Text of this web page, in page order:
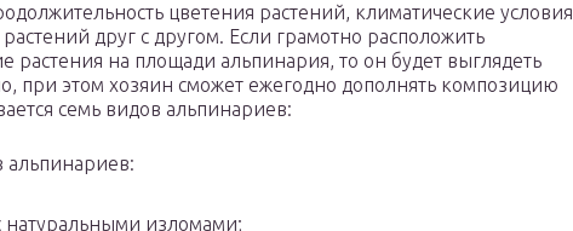
цветения растений, климатические условия
друг с другом. Если грамотно расположить
растения на площади альпинария, то он будет выглядеть
при этом хозяин сможет ежегодно дополнять композицию
семь видов альпинариев:
альпинариев:
натуральными изломами;